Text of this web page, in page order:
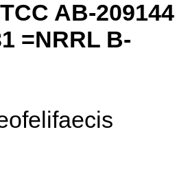
AB-209144
=NRRL B-